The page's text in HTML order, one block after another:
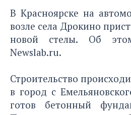
В Красноярске на
возле села Дрокино
новой стелы. Об
Newslab.ru.
Строительство
в город с
готов бетонный